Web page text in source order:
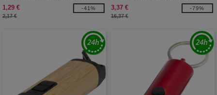
1,29 €
2,17 €
-41%
recyclé avec torche
3,37 €
16,37 €
-79%